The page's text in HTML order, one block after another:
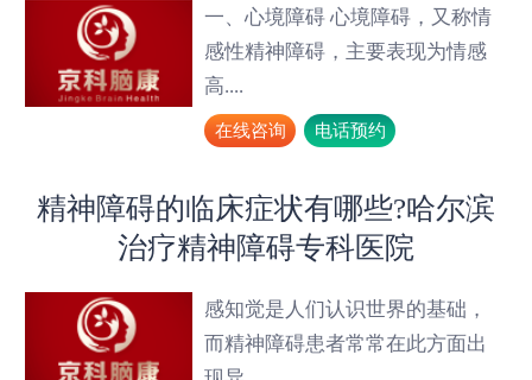
一、心境障碍 心境障碍，又称情
感性精神障碍，主要表现为情感
高....
在线咨询 电话预约
精神障碍的临床症状有哪些?哈尔滨
治疗精神障碍专科医院
感知觉是人们认识世界的基础，
而精神障碍患者常常在此方面出